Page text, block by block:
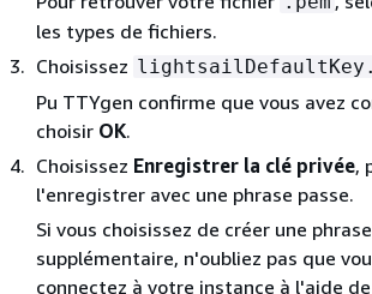
les types de fichiers.
Choisissez
Pu TTYgen confirme que vous avez
choisir OK.
Choisissez Enregistrer la clé privée,
l'enregistrer avec une phrase passe.
Si vous choisissez de créer une
supplémentaire, n'oubliez pas que
connectez à votre instance à l'aide de